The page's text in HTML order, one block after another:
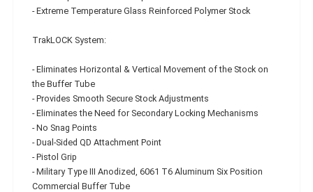
- Extreme Temperature Glass Reinforced Polymer Stock
TrakLOCK System:
- Eliminates Horizontal & Vertical Movement of the Stock on
the Buffer Tube
- Provides Smooth Secure Stock Adjustments
- Eliminates the Need for Secondary Locking Mechanisms
- No Snag Points
- Dual-Sided QD Attachment Point
- Pistol Grip
- Military Type III Anodized, 6061 T6 Aluminum Six Position
Commercial Buffer Tube